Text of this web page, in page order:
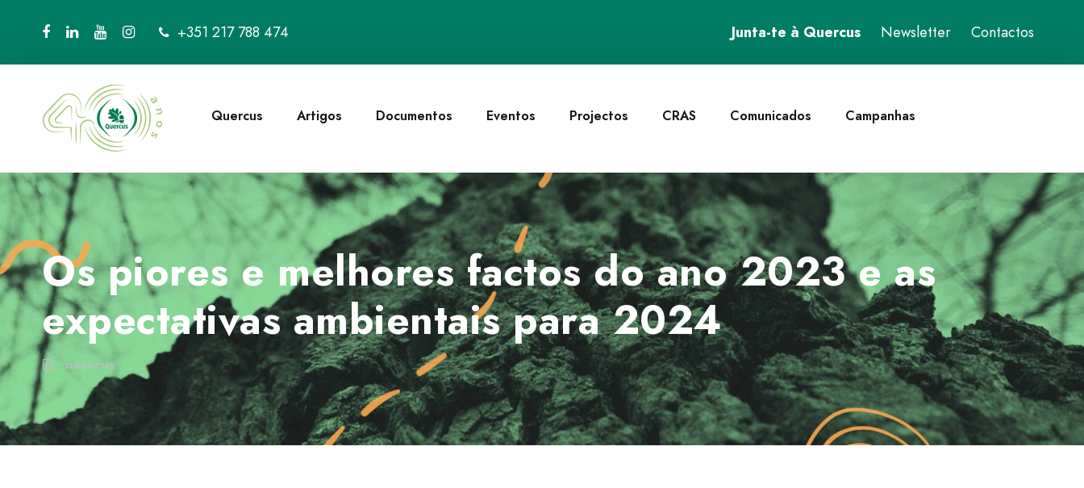
+351 217 788 474 Junta-te à Quercus Newsletter Contactos
Quercus Artigos Documentos Eventos Projectos CRAS Comunicados Campanhas
Os piores e melhores factos do ano 2023 e as
expectativas ambientais para 2024
QUERCUS